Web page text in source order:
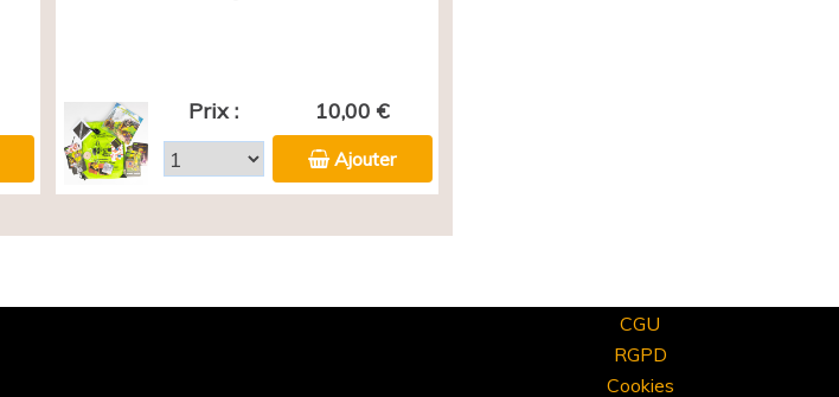
Prix : 10,00 €
Ajouter
CGU
RGPD
Cookies